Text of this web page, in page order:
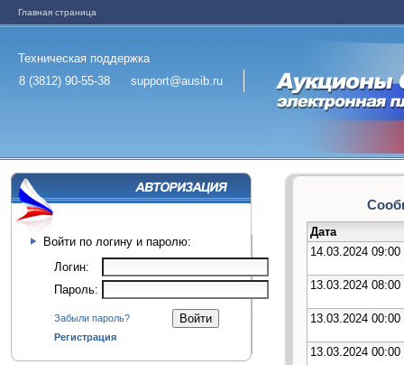
Главная страница
Техническая поддержка
8 (3812) 90-55-38
support@ausib.ru
Войти по логину и паролю:
Логин:
Пароль:
Забыли пароль?
Регистрация
Дата
14.03.2024 09:00
13.03.2024 08:00
13.03.2024 00:00
13.03.2024 00:00